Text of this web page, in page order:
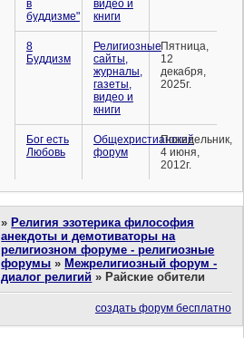
в
буддизме"
видео и
книги
8
Буддизм
Религиозные
сайты,
журналы,
газеты,
видео и
книги
Пятница,
12
декабря,
2025г.
Бог есть
Любовь
Общехристианский
форум
Понедельник,
4 июня,
2012г.
» Религия эзотерика философия
анекдоты и демотиваторы на
религиозном форуме - религиозные
форумы » Межрелигиозный форум -
диалог религий » Райские обители
создать форум бесплатно